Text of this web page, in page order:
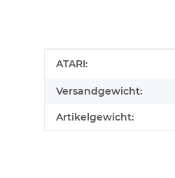
Produkteigenschaft
Wert
ATARI:
Versandgewicht:
Artikelgewicht: